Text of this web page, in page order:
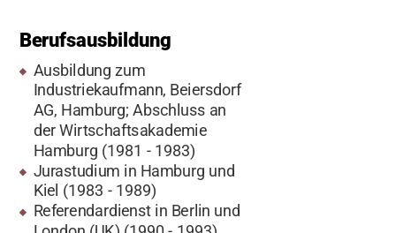
Berufsausbildung
Ausbildung zum
Industriekaufmann, Beiersdorf
AG, Hamburg; Abschluss an
der Wirtschaftsakademie
Hamburg (1981 - 1983)
Jurastudium in Hamburg und
Kiel (1983 - 1989)
Referendardienst in Berlin und